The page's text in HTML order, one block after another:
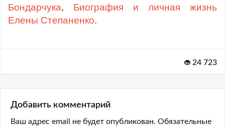
Бондарчука, Биография и личная жизнь
Елены Степаненко.
24 723
Добавить комментарий
Ваш адрес email не будет опубликован. Обязательные